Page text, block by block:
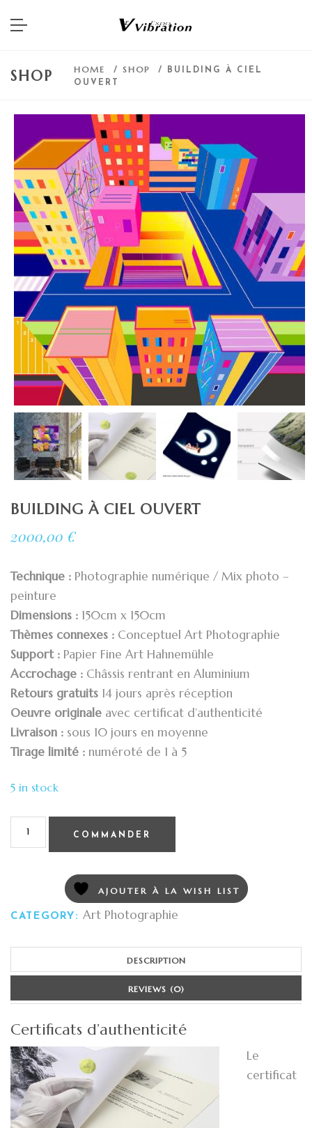
SHOP HOME / SHOP / BUILDING À CIEL
OUVERT
BUILDING À CIEL OUVERT
2000,00 €
Technique : Photographie numérique / Mix photo –
peinture
Dimensions : 150cm x 150cm
Thèmes connexes : Conceptuel Art Photographie
Support : Papier Fine Art Hahnemühle
Accrochage : Châssis rentrant en Aluminium
Retours gratuits 14 jours après réception
Oeuvre originale avec certificat d’authenticité
Livraison : sous 10 jours en moyenne
Tirage limité : numéroté de 1 à 5
5 in stock
COMMANDER
AJOUTER À LA WISH LIST
CATEGORY: Art Photographie
DESCRIPTION
REVIEWS (0)
Certificats d’authenticité
Le
certificat